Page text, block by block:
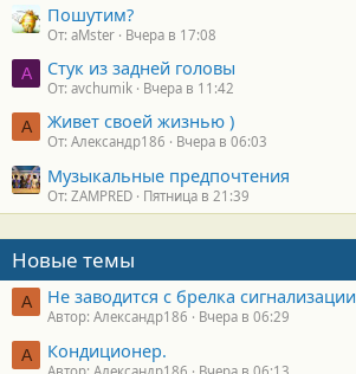
Пошутим?
От: aMster Вчера в 17:08
A Стук из задней головы
От: avchumik Вчера в 11:42
А Живет своей жизнью )
От: Александр186 Вчера в 06:03
Музыкальные предпочтения
От: ZAMPRED Пятница в 21:39
Новые темы
А Не заводится с брелка сигнализации
Автор: Александр186 Вчера в 06:29
А Кондиционер.